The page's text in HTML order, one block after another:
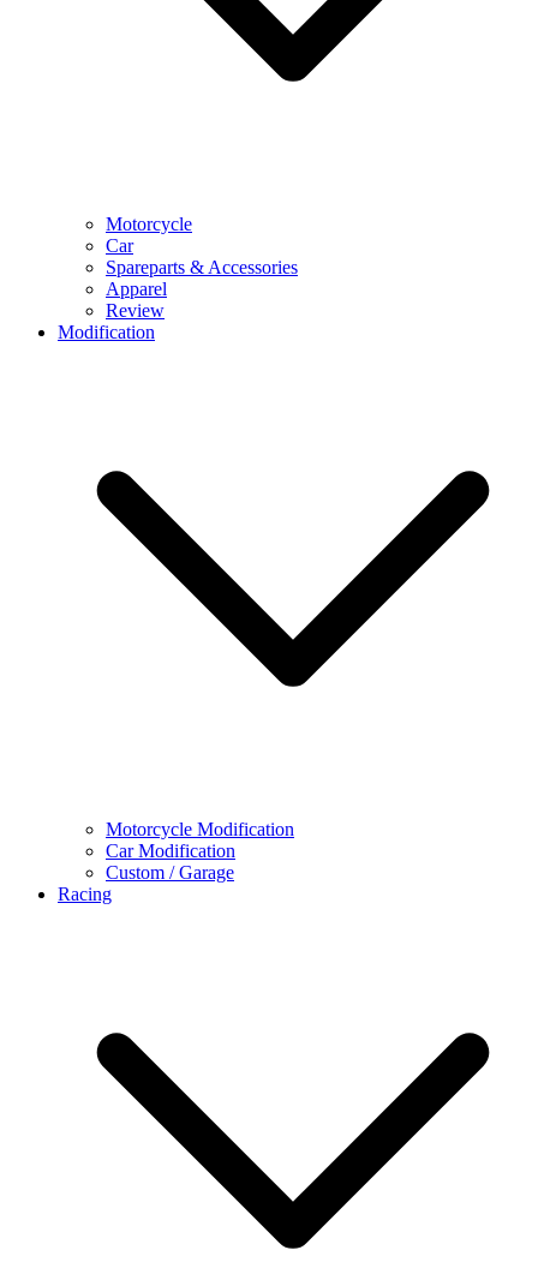
Motorcycle
Car
Spareparts & Accessories
Apparel
Review
Modification
Motorcycle Modification
Car Modification
Custom / Garage
Racing